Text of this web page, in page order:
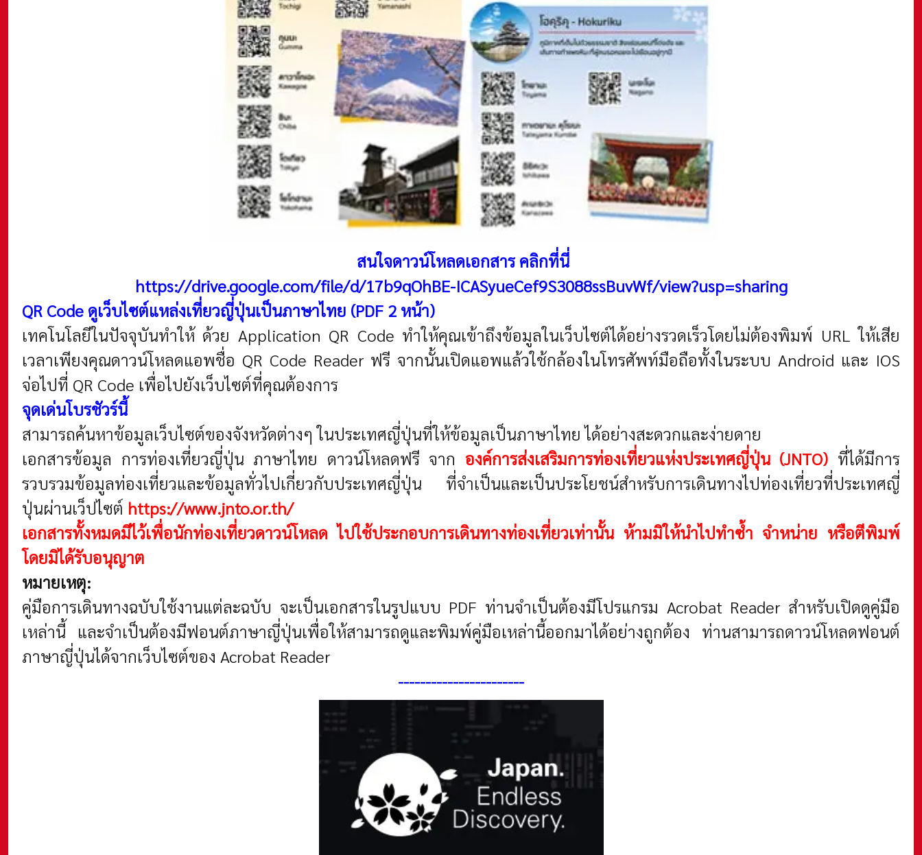
สนใจดาวน์โหลดเอกสาร คลิกที่นี่
https://drive.google.com/file/d/17b9qOhBE-ICASyueCef9S3088ssBuvWf/view?usp=sharing
QR Code ดูเว็บไซต์แหล่งเที่ยวญี่ปุ่นเป็นภาษาไทย (PDF 2 หน้า)
เทคโนโลยีในปัจจุบันทำให้ ด้วย Application QR Code ทำให้คุณเข้าถึงข้อมูลในเว็บไซต์ได้อย่างรวดเร็วโดยไม่ต้องพิมพ์ URL ให้เสีย
เวลาเพียงคุณดาวน์โหลดแอพชื่อ QR Code Reader ฟรี จากนั้นเปิดแอพแล้วใช้กล้องในโทรศัพท์มือถือทั้งในระบบ Android และ IOS
จ่อไปที่ QR Code เพื่อไปยังเว็บไซต์ที่คุณต้องการ
จุดเด่นโบรชัวร์นี้
สามารถค้นหาข้อมูลเว็บไซต์ของจังหวัดต่างๆ ในประเทศญี่ปุ่นที่ให้ข้อมูลเป็นภาษาไทย ได้อย่างสะดวกและง่ายดาย
เอกสารข้อมูล การท่องเที่ยวญี่ปุ่น ภาษาไทย ดาวน์โหลดฟรี จาก องค์การส่งเสริมการท่องเที่ยวแห่งประเทศญี่ปุ่น (JNTO) ที่ได้มีการ
รวบรวมข้อมูลท่องเที่ยวและข้อมูลทั่วไปเกี่ยวกับประเทศญี่ปุ่น ที่จำเป็นและเป็นประโยชน์สำหรับการเดินทางไปท่องเที่ยวที่ประเทศญี่
ปุ่นผ่านเว็ปไซต์ https://www.jnto.or.th/
เอกสารทั้งหมดมีไว้เพื่อนักท่องเที่ยวดาวน์โหลด ไปใช้ประกอบการเดินทางท่องเที่ยวเท่านั้น ห้ามมิให้นำไปทำซ้ำ จำหน่าย หรือตีพิมพ์
โดยมิได้รับอนุญาต
หมายเหตุ:
คู่มือการเดินทางฉบับใช้งานแต่ละฉบับ จะเป็นเอกสารในรูปแบบ PDF ท่านจำเป็นต้องมีโปรแกรม Acrobat Reader สำหรับเปิดดูคู่มือ
เหล่านี้ และจำเป็นต้องมีฟอนต์ภาษาญี่ปุ่นเพื่อให้สามารถดูและพิมพ์คู่มือเหล่านี้ออกมาได้อย่างถูกต้อง ท่านสามารถดาวน์โหลดฟอนต์
ภาษาญี่ปุ่นได้จากเว็บไซต์ของ Acrobat Reader
-----------------------